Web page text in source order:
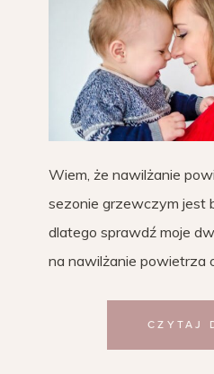
Wiem, że nawilżanie
sezonie grzewczym jest
dlatego sprawdź moje
na nawilżanie powietrza
CZYTAJ